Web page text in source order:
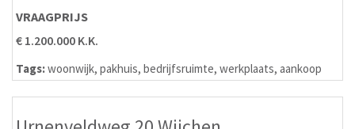
VRAAGPRIJS
€ 1.200.000 K.K.
Tags:woonwijk, pakhuis, bedrijfsruimte, werkplaats, aankoop